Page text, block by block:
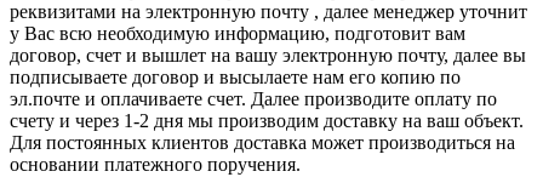
реквизитами на электронную почту , далее менеджер уточнит
у Вас всю необходимую информацию, подготовит вам
договор, счет и вышлет на вашу электронную почту, далее вы
подписываете договор и высылаете нам его копию по
эл.почте и оплачиваете счет. Далее производите оплату по
счету и через 1-2 дня мы производим доставку на ваш объект.
Для постоянных клиентов доставка может производиться на
основании платежного поручения.